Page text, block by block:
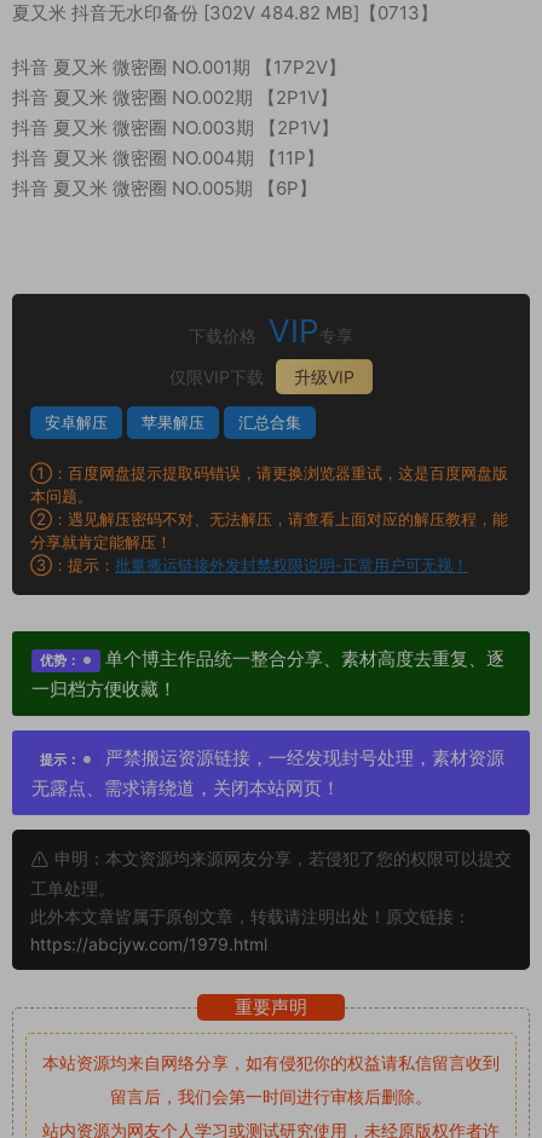
夏又米 抖音无水印备份 [302V 484.82 MB]【0713】
抖音 夏又米 微密圈 NO.001期 【17P2V】
抖音 夏又米 微密圈 NO.002期 【2P1V】
抖音 夏又米 微密圈 NO.003期 【2P1V】
抖音 夏又米 微密圈 NO.004期 【11P】
抖音 夏又米 微密圈 NO.005期 【6P】
下载价格 VIP 专享
仅限VIP下载
升级VIP
安卓解压 苹果解压 汇总合集
①：百度网盘提示提取码错误，请更换浏览器重试，这是百度网盘版
本问题。
②：遇见解压密码不对、无法解压，请查看上面对应的解压教程，能
分享就肯定能解压！
③：提示： 批量搬运链接外发封禁权限说明-正常用户可无视！
优势：
单个博主作品统一整合分享、素材高度去重复、逐
一归档方便收藏！
提示：
严禁搬运资源链接，一经发现封号处理，素材资源
无露点、需求请绕道，关闭本站网页！
申明：本文资源均来源网友分享，若侵犯了您的权限可以提交
工单处理。
此外本文章皆属于原创文章，转载请注明出处！原文链接：
https://abcjyw.com/1979.html
重要声明
本站资源均来自网络分享，如有侵犯你的权益请私信留言收到
留言后，我们会第一时间进行审核后删除。
站内资源为网友个人学习或测试研究使用，未经原版权作者许